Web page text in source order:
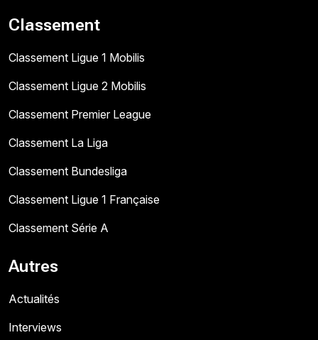
Classement
Classement Ligue 1 Mobilis
Classement Ligue 2 Mobilis
Classement Premier League
Classement La Liga
Classement Bundesliga
Classement Ligue 1 Française
Classement Série A
Autres
Actualités
Interviews